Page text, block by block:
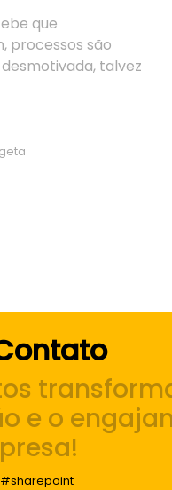
que
processos são
talvez
e o